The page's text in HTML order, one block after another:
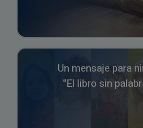
Un mensaje para
"El libro sin